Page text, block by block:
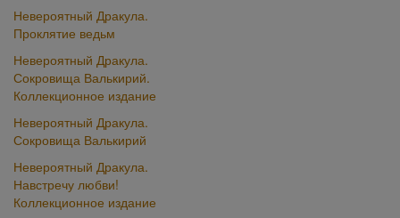
Невероятный Дракула.
Проклятие ведьм
Невероятный Дракула.
Сокровища Валькирий.
Коллекционное издание
Невероятный Дракула.
Сокровища Валькирий
Невероятный Дракула.
Навстречу любви!
Коллекционное издание